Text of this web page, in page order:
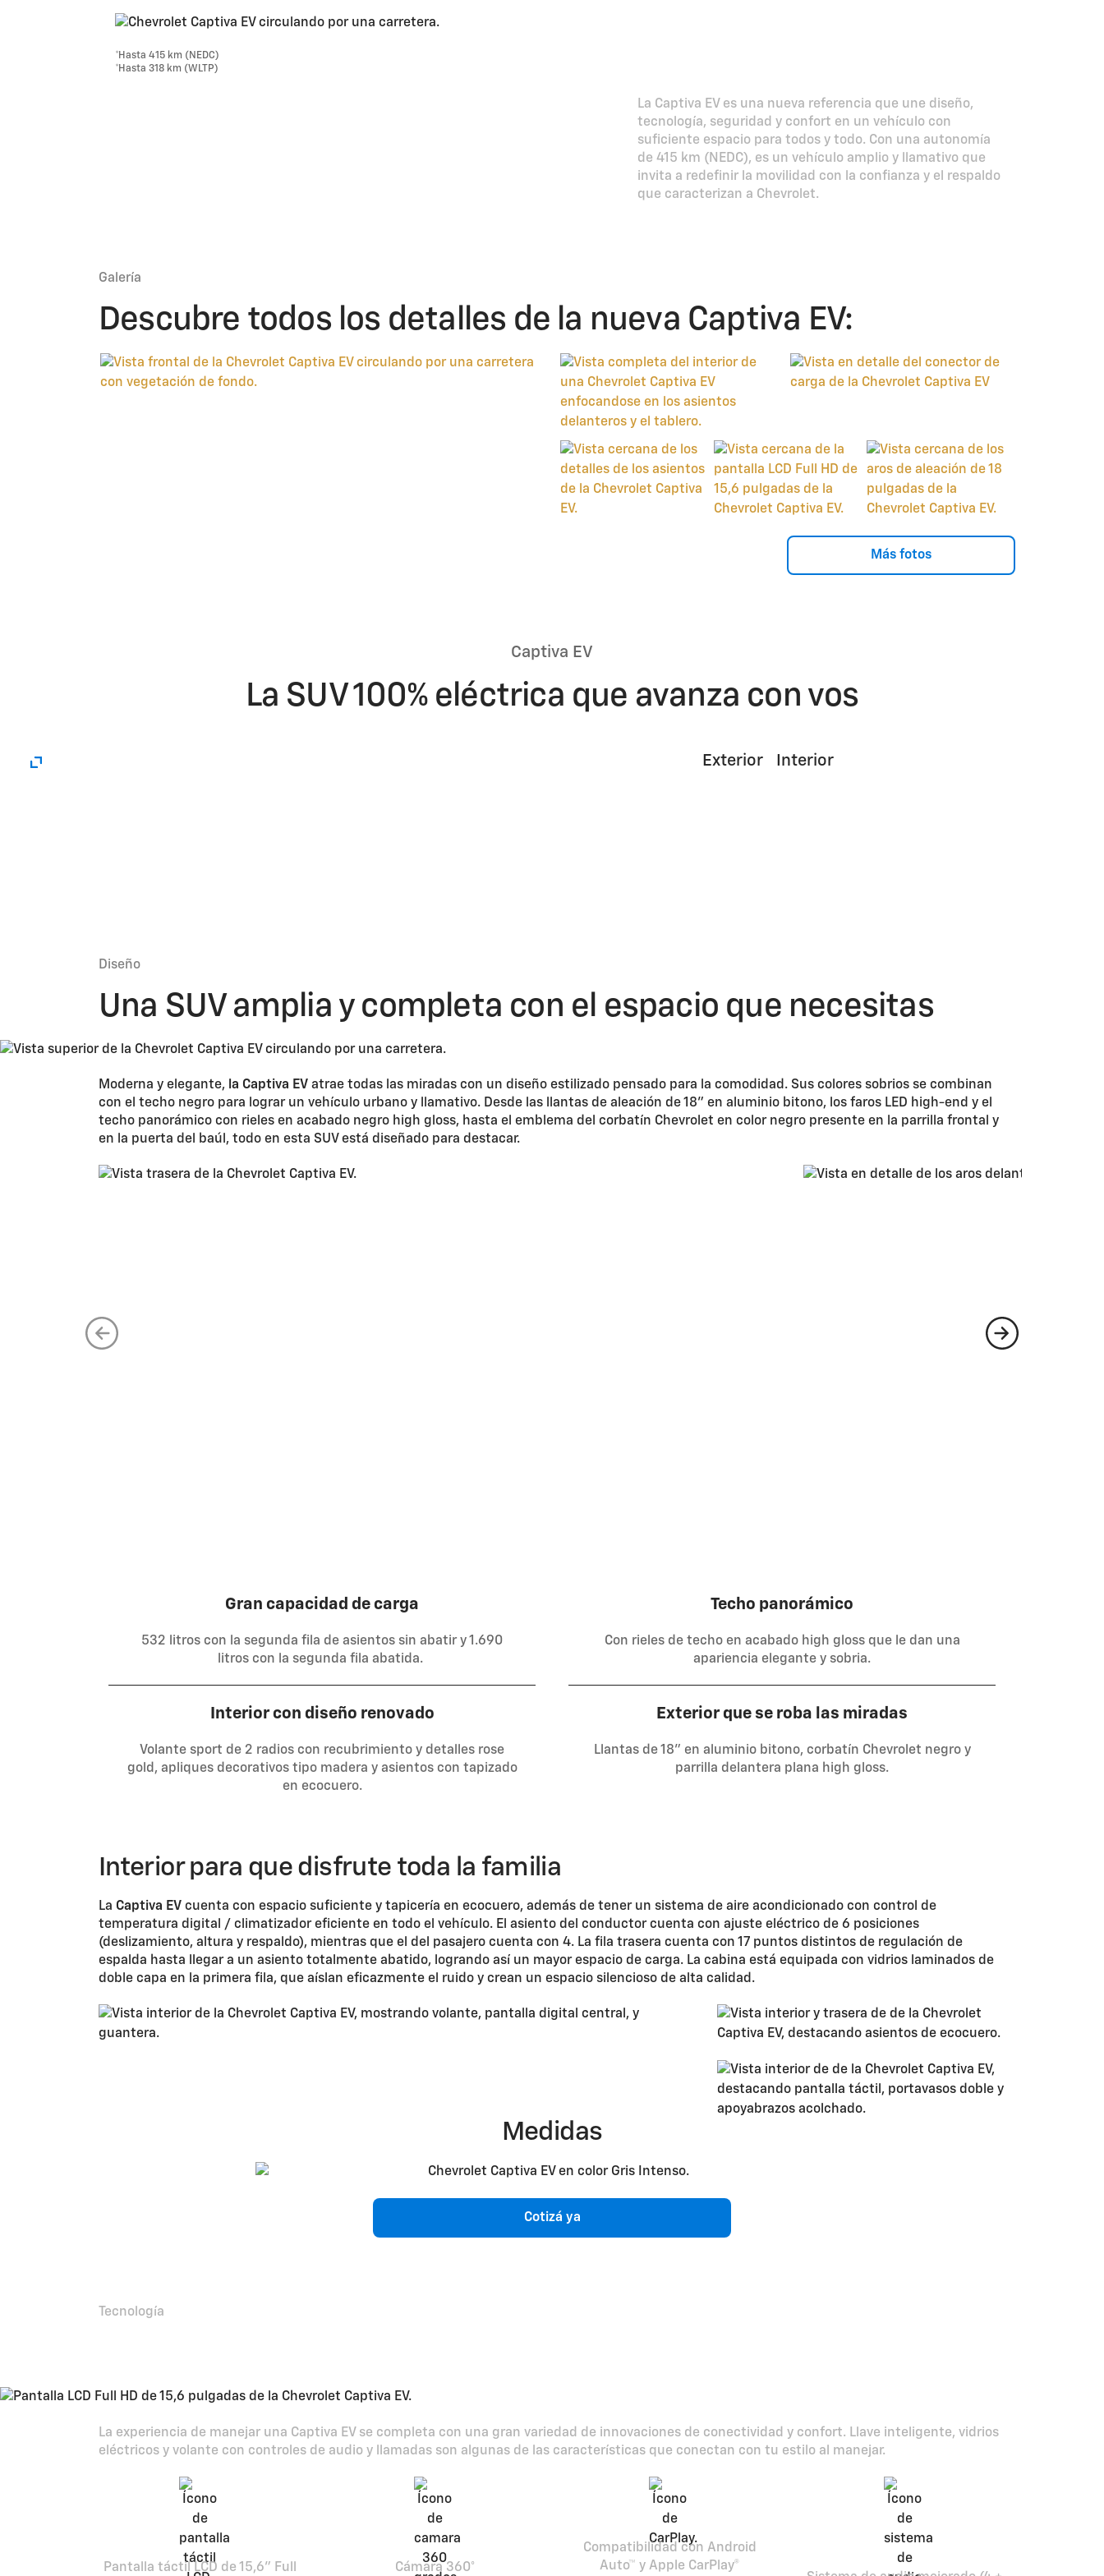
*Hasta 415 km (NEDC)
*Hasta 318 km (WLTP)
La Captiva EV es una nueva referencia que une diseño,
tecnología, seguridad y confort en un vehículo con
suficiente espacio para todos y todo. Con una autonomía
de 415 km (NEDC), es un vehículo amplio y llamativo que
invita a redefinir la movilidad con la confianza y el respaldo
que caracterizan a Chevrolet.
Galería
Descubre todos los detalles de la nueva Captiva EV:
Más fotos
Captiva EV
La SUV 100% eléctrica que avanza con vos
Exterior Interior
Diseño
Una SUV amplia y completa con el espacio que necesitas
Moderna y elegante, la Captiva EV atrae todas las miradas con un diseño estilizado pensado para la comodidad. Sus colores sobrios se combinan
con el techo negro para lograr un vehículo urbano y llamativo. Desde las llantas de aleación de 18” en aluminio bitono, los faros LED high-end y el
techo panorámico con rieles en acabado negro high gloss, hasta el emblema del corbatín Chevrolet en color negro presente en la parrilla frontal y
en la puerta del baúl, todo en esta SUV está diseñado para destacar.
Gran capacidad de carga
532 litros con la segunda fila de asientos sin abatir y 1.690
litros con la segunda fila abatida.
Techo panorámico
Con rieles de techo en acabado high gloss que le dan una
apariencia elegante y sobria.
Interior con diseño renovado
Volante sport de 2 radios con recubrimiento y detalles rose
gold, apliques decorativos tipo madera y asientos con tapizado
en ecocuero.
Exterior que se roba las miradas
Llantas de 18” en aluminio bitono, corbatín Chevrolet negro y
parrilla delantera plana high gloss.
Interior para que disfrute toda la familia
La Captiva EV cuenta con espacio suficiente y tapicería en ecocuero, además de tener un sistema de aire acondicionado con control de
temperatura digital / climatizador eficiente en todo el vehículo. El asiento del conductor cuenta con ajuste eléctrico de 6 posiciones
(deslizamiento, altura y respaldo), mientras que el del pasajero cuenta con 4. La fila trasera cuenta con 17 puntos distintos de regulación de
espalda hasta llegar a un asiento totalmente abatido, logrando así un mayor espacio de carga. La cabina está equipada con vidrios laminados de
doble capa en la primera fila, que aíslan eficazmente el ruido y crean un espacio silencioso de alta calidad.
Medidas
Cotizá ya
Tecnología
La experiencia de manejar una Captiva EV se completa con una gran variedad de innovaciones de conectividad y confort. Llave inteligente, vidrios
eléctricos y volante con controles de audio y llamadas son algunas de las características que conectan con tu estilo al manejar.
Pantalla táctil LCD de 15,6” Full Cámara 360°
Compatibilidad con Android
Auto™ y Apple CarPlay®